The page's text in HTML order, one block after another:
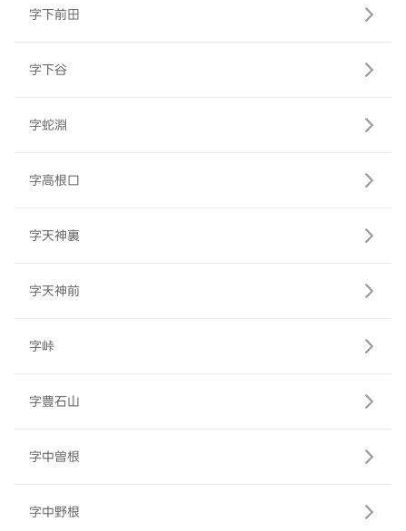
字下前田
字下谷
字蛇淵
字高根口
字天神裏
字天神前
字峠
字豊石山
字中曽根
字中野根